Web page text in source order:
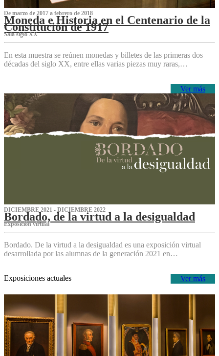
De marzo de 2017 a febrero de 2018
Moneda e Historia en el Centenario de la
Constitución de 1917
Sala siglo XX
En esta muestra se reúnen monedas y billetes de las primeras dos
décadas del siglo XX, entre ellas varias piezas muy raras,…
Ver más
DICIEMBRE 2021 - DICIEMBRE 2022
Bordado, de la virtud a la desigualdad
Exposición virtual‌
Bordado. De la virtud a la desigualdad es una exposición virtual
desarrollada por las alumnas de la generación 2021 en…
Ver más
Exposiciones actuales